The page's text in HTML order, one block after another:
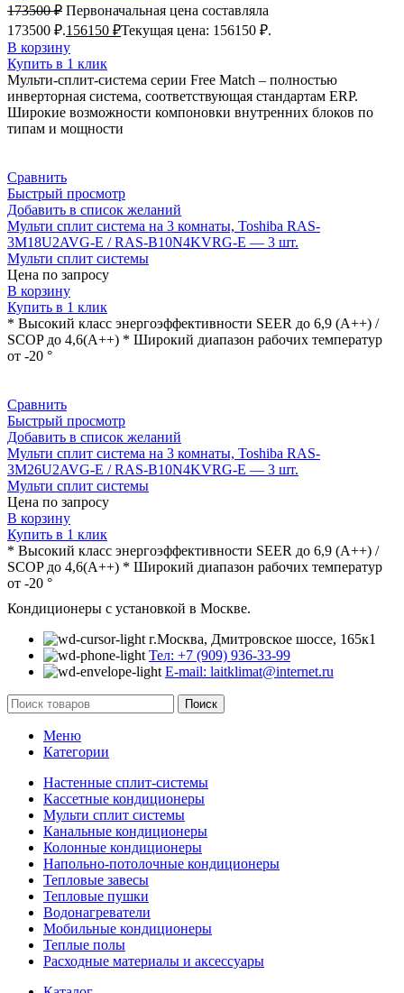
173500₽ Первоначальная цена составляла
173500 ₽.156150 ₽Текущая цена: 156150 ₽.
В корзину
Купить в 1 клик
Мульти-сплит-система серии Free Match – полностью
инверторная система, соответствующая стандартам ERP.
Широкие возможности компоновки внутренних блоков по
типам и мощности
Сравнить
Быстрый просмотр
Добавить в список желаний
Мульти сплит система на 3 комнаты, Toshiba RAS-
3M18U2AVG-E / RAS-B10N4KVRG-E — 3 шт.
Мульти сплит системы
Цена по запросу
В корзину
Купить в 1 клик
* Высокий класс энергоэффективности SEER до 6,9 (A++) /
SCOP до 4,6(А++) * Широкий диапазон рабочих температур
от -20 °
Сравнить
Быстрый просмотр
Добавить в список желаний
Мульти сплит система на 3 комнаты, Toshiba RAS-
3M26U2AVG-E / RAS-B10N4KVRG-E — 3 шт.
Мульти сплит системы
Цена по запросу
В корзину
Купить в 1 клик
* Высокий класс энергоэффективности SEER до 6,9 (A++) /
SCOP до 4,6(А++) * Широкий диапазон рабочих температур
от -20 °
Кондиционеры с установкой в Москве.
г.Москва, Дмитровское шоссе, 165к1
Тел: +7 (909) 936-33-99
E-mail: laitklimat@internet.ru
Поиск
Меню
Категории
Настенные сплит-системы
Кассетные кондиционеры
Мульти сплит системы
Канальные кондиционеры
Колонные кондиционеры
Напольно-потолочные кондиционеры
Тепловые завесы
Тепловые пушки
Водонагреватели
Мобильные кондиционеры
Теплые полы
Расходные материалы и аксессуары